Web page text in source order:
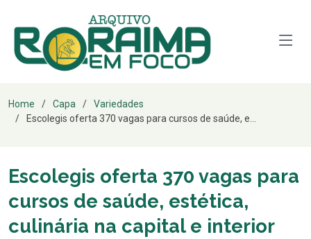
Home Capa
Variedades
Escolegis oferta 370 vagas para cursos de saúde, e...
Escolegis oferta 370 vagas para
cursos de saúde, estética,
culinária na capital e interior